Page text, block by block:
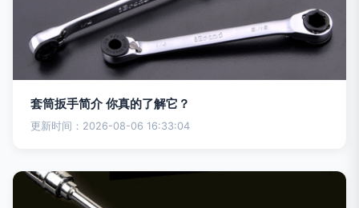
套筒扳手简介 你真的了解它？
更新时间：2026-08-06 16:33:04